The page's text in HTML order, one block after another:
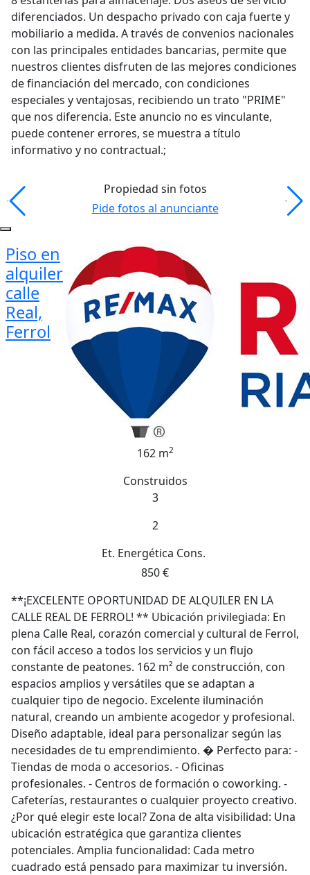
diferenciados. Un despacho privado con caja fuerte y
mobiliario a medida. A través de convenios nacionales
con las principales entidades bancarias, permite que
nuestros clientes disfruten de las mejores condiciones
de financiación del mercado, con condiciones
especiales y ventajosas, recibiendo un trato "PRIME"
que nos diferencia. Este anuncio no es vinculante,
puede contener errores, se muestra a título
informativo y no contractual.;
Propiedad sin fotos
Pide fotos al anunciante
Piso en
alquiler
calle
Real,
Ferrol
162 m2
Construidos
3
2
Et. Energética Cons.
850 €
**¡EXCELENTE OPORTUNIDAD DE ALQUILER EN LA
CALLE REAL DE FERROL! ** Ubicación privilegiada: En
plena Calle Real, corazón comercial y cultural de Ferrol,
con fácil acceso a todos los servicios y un flujo
constante de peatones. 162 m² de construcción, con
espacios amplios y versátiles que se adaptan a
cualquier tipo de negocio. Excelente iluminación
natural, creando un ambiente acogedor y profesional.
Diseño adaptable, ideal para personalizar según las
necesidades de tu emprendimiento. � Perfecto para: -
Tiendas de moda o accesorios. - Oficinas
profesionales. - Centros de formación o coworking. -
Cafeterías, restaurantes o cualquier proyecto creativo.
¿Por qué elegir este local? Zona de alta visibilidad: Una
ubicación estratégica que garantiza clientes
potenciales. Amplia funcionalidad: Cada metro
cuadrado está pensado para maximizar tu inversión.